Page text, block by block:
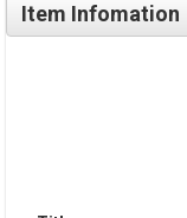
Item Infomation